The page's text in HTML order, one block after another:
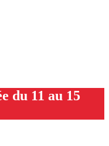
du 11 au 15